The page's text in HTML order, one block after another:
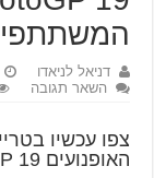
דניאל לניאדו
השאר תגובה
צפו עכשיו
האופנועים MotoGP 19